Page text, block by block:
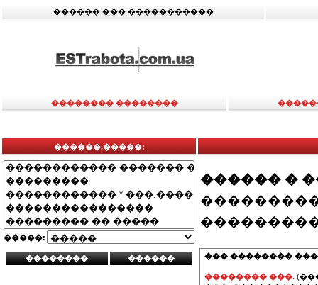
������ ��� �����������
�������� ��������
������.�����:
�����:
������ �
��� ��������
�������� ���.